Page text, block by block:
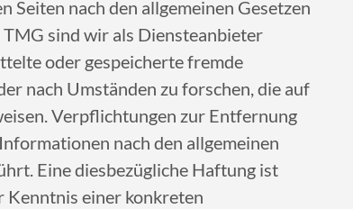
Seiten nach den allgemeinen Gesetzen
sind wir als Diensteanbieter
oder gespeicherte fremde
nach Umständen zu forschen, die auf
Verpflichtungen zur Entfernung
nach den allgemeinen
Eine diesbezügliche Haftung ist
Kenntnis einer konkreten